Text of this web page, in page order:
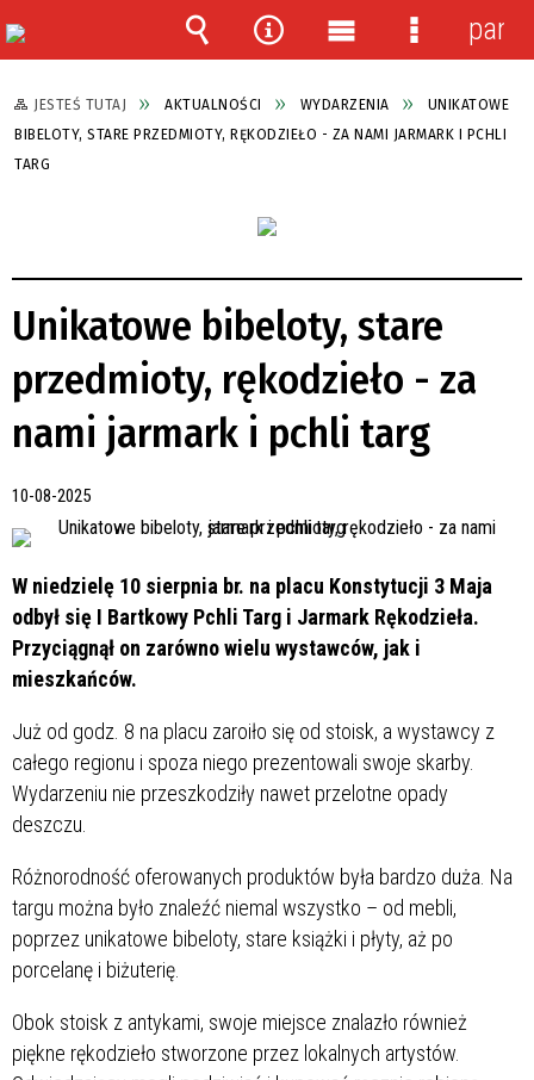
JESTEŚ TUTAJ AKTUALNOŚCI WYDARZENIA
UNIKATOWE
BIBELOTY, STARE PRZEDMIOTY, RĘKODZIEŁO - ZA NAMI JARMARK I PCHLI
TARG
Unikatowe bibeloty, stare
przedmioty, rękodzieło - za
nami jarmark i pchli targ
10-08-2025
W niedzielę 10 sierpnia br. na placu Konstytucji 3 Maja
odbył się I Bartkowy Pchli Targ i Jarmark Rękodzieła.
Przyciągnął on zarówno wielu wystawców, jak i
mieszkańców.
Już od godz. 8 na placu zaroiło się od stoisk, a wystawcy z
całego regionu i spoza niego prezentowali swoje skarby.
Wydarzeniu nie przeszkodziły nawet przelotne opady
deszczu.
Różnorodność oferowanych produktów była bardzo duża. Na
targu można było znaleźć niemal wszystko – od mebli,
poprzez unikatowe bibeloty, stare książki i płyty, aż po
porcelanę i biżuterię.
Obok stoisk z antykami, swoje miejsce znalazło również
piękne rękodzieło stworzone przez lokalnych artystów.
Wyszukiwarka
Narzędzia
Menu
główne
Menu
panel